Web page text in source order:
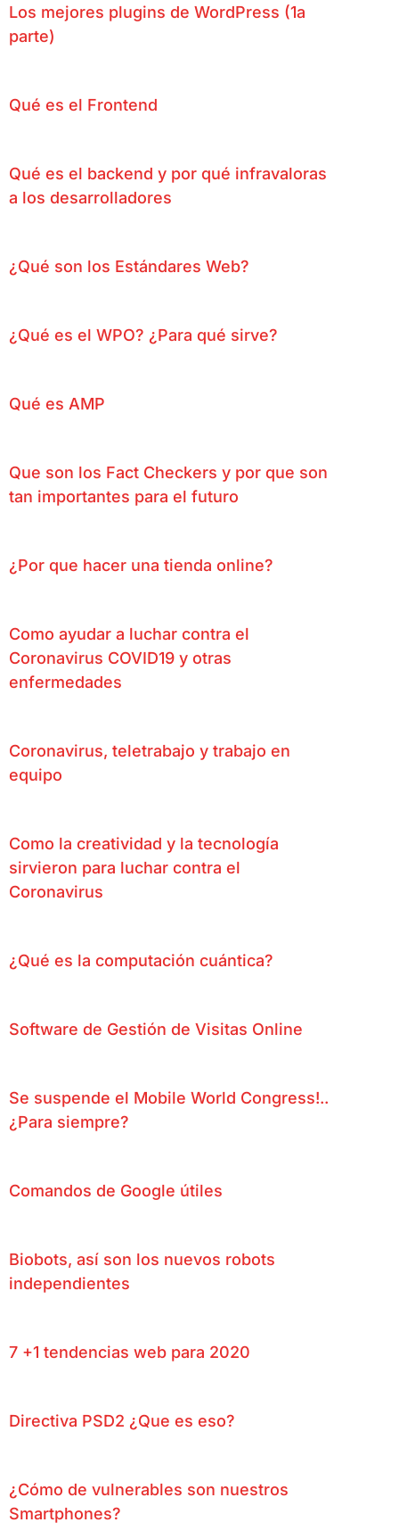
Los mejores plugins de WordPress (1a
parte)
Qué es el Frontend
Qué es el backend y por qué infravaloras
a los desarrolladores
¿Qué son los Estándares Web?
¿Qué es el WPO? ¿Para qué sirve?
Qué es AMP
Que son los Fact Checkers y por que son
tan importantes para el futuro
¿Por que hacer una tienda online?
Como ayudar a luchar contra el
Coronavirus COVID19 y otras
enfermedades
Coronavirus, teletrabajo y trabajo en
equipo
Como la creatividad y la tecnología
sirvieron para luchar contra el
Coronavirus
¿Qué es la computación cuántica?
Software de Gestión de Visitas Online
Se suspende el Mobile World Congress!..
¿Para siempre?
Comandos de Google útiles
Biobots, así son los nuevos robots
independientes
7 +1 tendencias web para 2020
Directiva PSD2 ¿Que es eso?
¿Cómo de vulnerables son nuestros
Smartphones?